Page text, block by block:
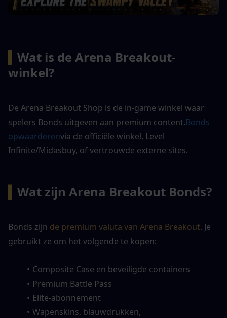
Wat is de Arena Breakout-
winkel?
De Arena Breakout Shop is de in-game winkel waar
spelers Bonds uitgeven aan premium content.Bonds
opwaarderenvia de officiële winkel, Level
Infinite/Midasbuy, of vertrouwde externe sites.
Wat zijn Arena Breakout Bonds?
Bonds zijn de premium valuta van Arena Breakout. Je
gebruikt ze om het volgende te kopen:
Composite Case en beveiligde containers
Premium Battle Pass
Elite-abonnement
Wapenskins, blauwdrukken,